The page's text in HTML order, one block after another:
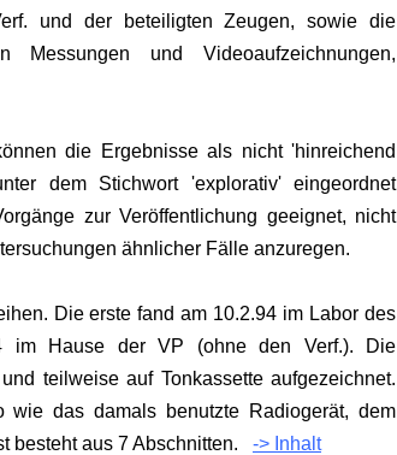
und der beteiligten Zeugen, sowie die
Messungen und Videoaufzeichnungen,
die Ergebnisse als nicht 'hinreichend
dem Stichwort 'explorativ' eingeordnet
zur Veröffentlichung geeignet, nicht
ähnlicher Fälle anzuregen.
Die erste fand am 10.2.94 im Labor des
im Hause der VP (ohne den Verf.). Die
teilweise auf Tonkassette aufgezeichnet.
wie das damals benutzte Radiogerät, dem
besteht aus 7 Abschnitten. -> Inhalt